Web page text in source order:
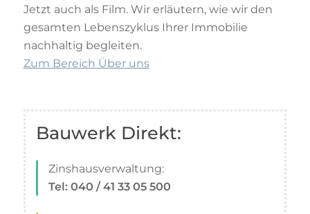
Jetzt auch als Film. Wir erläutern, wie wir den
gesamten Lebenszyklus Ihrer Immobilie
nachhaltig begleiten.
Zum Bereich Über uns
Bauwerk Direkt:
Zinshausverwaltung:
Tel: 040 / 41 33 05 500